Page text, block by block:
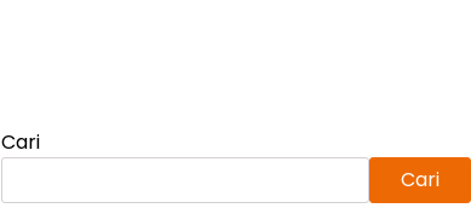
Cari
Cari